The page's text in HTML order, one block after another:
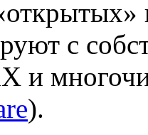
с
и
).